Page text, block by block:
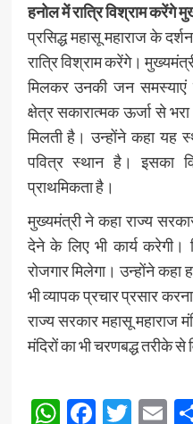
हनोल में रात्रि विश्राम करेंगे
प्रसिद्ध महासू महाराज के
रात्रि विश्राम करेंगे।
मिलकर उनकी जन
क्षेत्र सकारात्मक ऊर्जा से
मिलती है। उन्होंने कहा यह
पवित्र स्थान है। इसका
प्राथमिकता है।
मुख्यमंत्री ने कहा राज्य
देने के लिए भी कार्य करेगी।
रोजगार मिलेगा। उन्होंने
भी व्यापक प्रचार प्रसार
राज्य सरकार महासू महाराज
मंदिरों का भी चरणबद्ध तरीके से
Post